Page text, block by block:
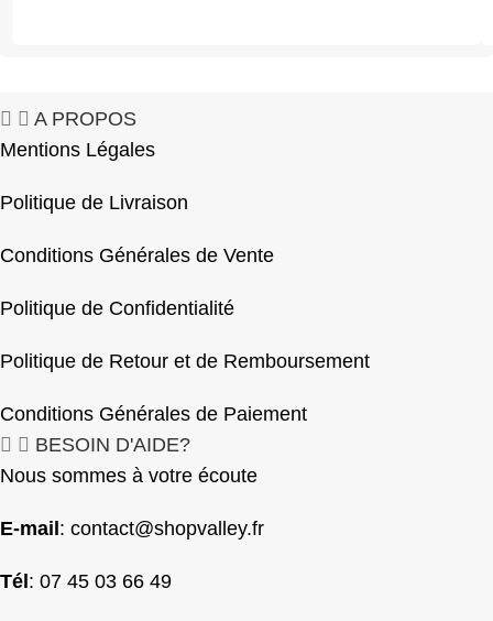
A PROPOS
Mentions Légales
Politique de Livraison
Conditions Générales de Vente
Politique de Confidentialité
Politique de Retour et de Remboursement
Conditions Générales de Paiement
BESOIN D'AIDE?
Nous sommes à votre écoute
E-mail: contact@shopvalley.fr
Tél: 07 45 03 66 49